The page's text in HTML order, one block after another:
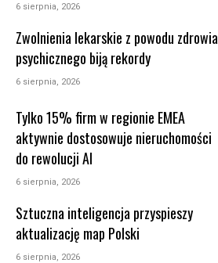
6 sierpnia, 2026
Zwolnienia lekarskie z powodu zdrowia
psychicznego biją rekordy
6 sierpnia, 2026
Tylko 15% firm w regionie EMEA
aktywnie dostosowuje nieruchomości
do rewolucji AI
6 sierpnia, 2026
Sztuczna inteligencja przyspieszy
aktualizację map Polski
6 sierpnia, 2026